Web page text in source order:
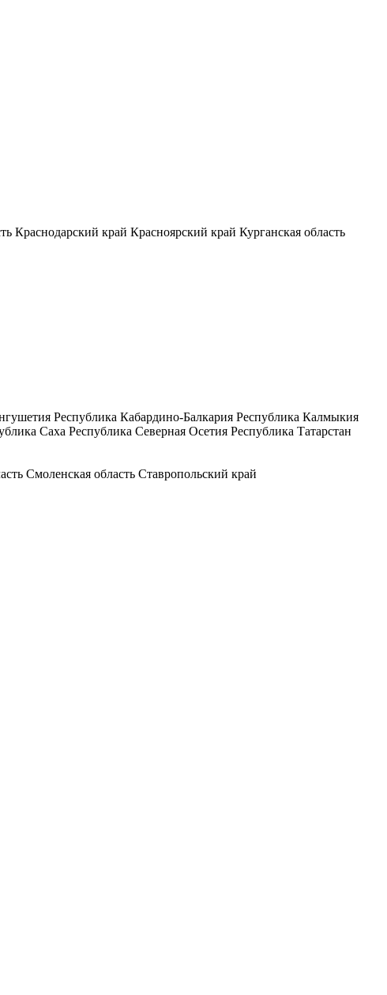
Краснодарский край Красноярский край Курганская область
Республика Кабардино-Балкария Республика Калмыкия
Саха Республика Северная Осетия Республика Татарстан
Смоленская область Ставропольский край